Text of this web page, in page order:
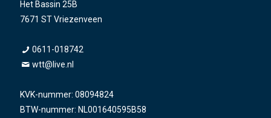
Het Bassin 25B
7671 ST Vriezenveen
0611-018742
wtt@live.nl
KVK-nummer: 08094824
BTW-nummer: NL001640595B58